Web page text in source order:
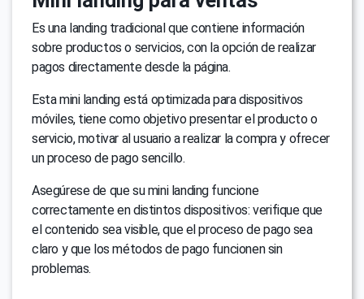
Es una landing tradicional que contiene información
sobre productos o servicios, con la opción de realizar
pagos directamente desde la página.
Esta mini landing está optimizada para dispositivos
móviles, tiene como objetivo presentar el producto o
servicio, motivar al usuario a realizar la compra y ofrecer
un proceso de pago sencillo.
Asegúrese de que su mini landing funcione
correctamente en distintos dispositivos: verifique que
el contenido sea visible, que el proceso de pago sea
claro y que los métodos de pago funcionen sin
problemas.